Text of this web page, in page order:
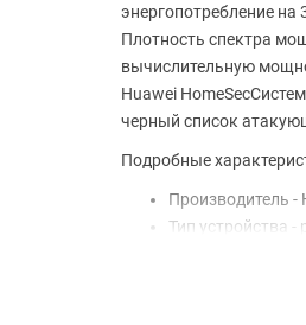
энергопотребление на
Плотность спектра
вычислительную
Huawei
черный список
Подробные
Производитель -
Тип устройства -